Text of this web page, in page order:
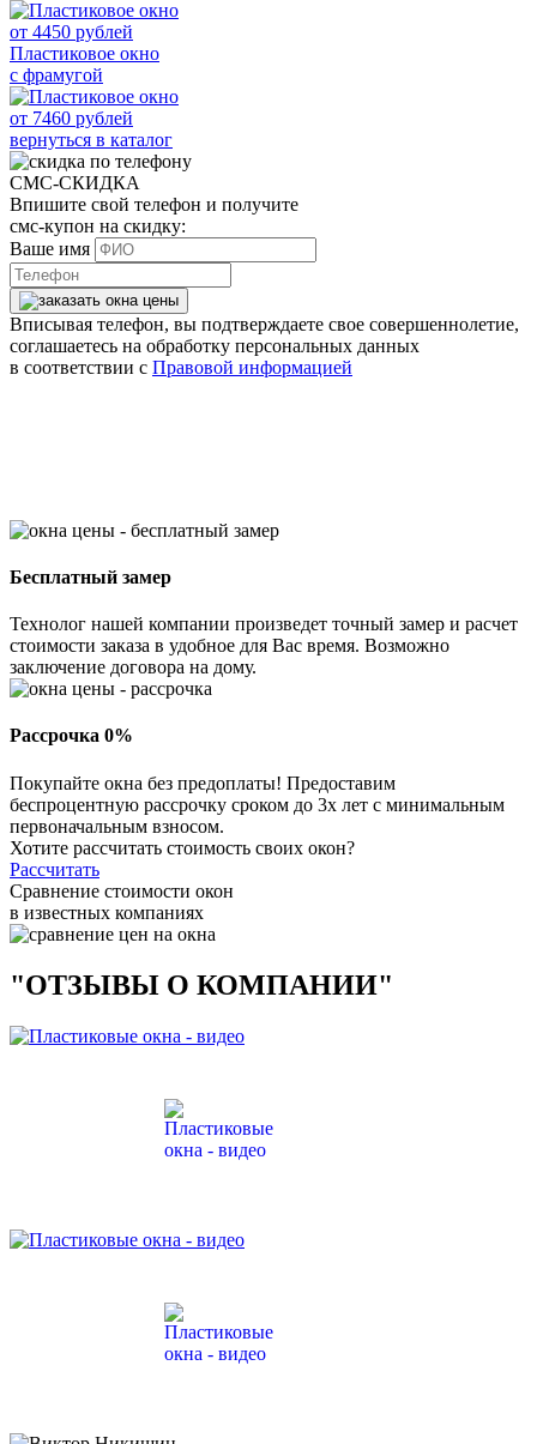
от 4450 рублей
Пластиковое окно
с фрамугой
от 7460 рублей
вернуться в каталог
СМС-СКИДКА
Впишите свой телефон и получите
смс-купон на скидку:
Ваше имя
Вписывая телефон, вы подтверждаете свое совершеннолетие,
соглашаетесь на обработку персональных данных
в соответствии с Правовой информацией
Бесплатный замер
Технолог нашей компании произведет точный замер и расчет
стоимости заказа в удобное для Вас время. Возможно
заключение договора на дому.
Рассрочка 0%
Покупайте окна без предоплаты! Предоставим
беспроцентную рассрочку сроком до 3х лет с минимальным
первоначальным взносом.
Хотите рассчитать стоимость своих окон?
Рассчитать
Сравнение стоимости окон
в известных компаниях
"ОТЗЫВЫ О КОМПАНИИ"